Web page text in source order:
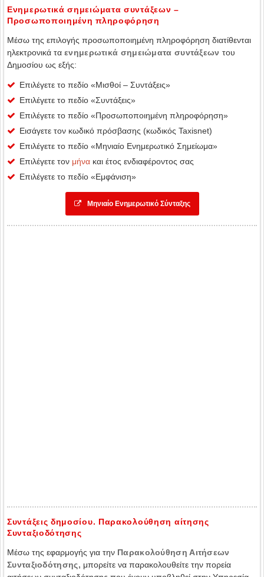
Ενημερωτικά σημειώματα συντάξεων –
Προσωποποιημένη πληροφόρηση
Μέσω της επιλογής προσωποποιημένη πληροφόρηση διατίθενται
ηλεκτρονικά τα ενημερωτικά σημειώματα συντάξεων του
Δημοσίου ως εξής:
Επιλέγετε το πεδίο «Μισθοί – Συντάξεις»
Επιλέγετε το πεδίο «Συντάξεις»
Επιλέγετε το πεδίο «Προσωποποιημένη πληροφόρηση»
Εισάγετε τον κωδικό πρόσβασης (κωδικός Taxisnet)
Επιλέγετε το πεδίο «Μηνιαίο Ενημερωτικό Σημείωμα»
Επιλέγετε τον μήνα και έτος ενδιαφέροντος σας
Επιλέγετε το πεδίο «Εμφάνιση»
Μηνιαίο Ενημερωτικό Σύνταξης
Συντάξεις δημοσίου. Παρακολούθηση αίτησης
Συνταξιοδότησης
Μέσω της εφαρμογής για την Παρακολούθηση Αιτήσεων
Συνταξιοδότησης, μπορείτε να παρακολουθείτε την πορεία